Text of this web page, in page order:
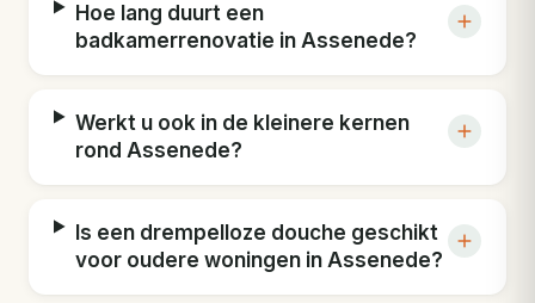
Hoe lang duurt een
badkamerrenovatie in Assenede?
Werkt u ook in de kleinere kernen
rond Assenede?
Is een drempelloze douche geschikt
voor oudere woningen in Assenede?